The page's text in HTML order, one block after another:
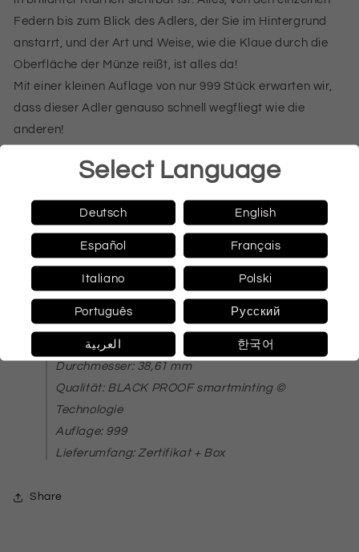
Federn bis zum Blick des Adlers, der Sie im Hintergrund
anstarrt, und der Art und Weise, wie die Klaue durch die
Oberfläche der Münze reißt, ist alles da!
Mit einer kleinen Auflage von nur 999 Stück erwarten wir,
dass dieser Adler genauso schnell wegfliegt wie die
anderen!
Numismatische Daten
Ausgabeland: Mongolei
Ausgabejahr: 2021
Nennwert: 1000 Togrog
Metall: Silber
Gewicht: 62,2 Gramm
Durchmesser: 38,61 mm
Qualität: BLACK PROOF smartminting ©
Technologie
Auflage: 999
Lieferumfang: Zertifikat + Box
Share
Select Language
Deutsch English
Español Français
Italiano Polski
Português Русский
العربية 한국어